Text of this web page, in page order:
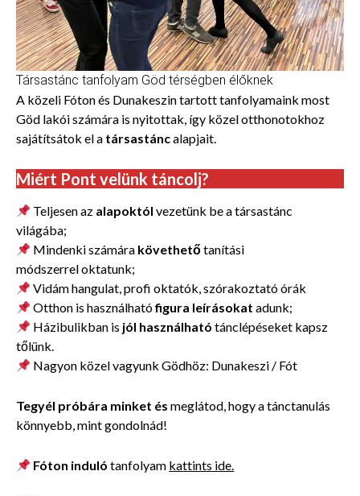
Társastánc tanfolyam Göd térségben élőknek
A közeli Fóton és Dunakeszin tartott tanfolyamaink most
Göd lakói számára is nyitottak, így közel otthonotokhoz
sajátítsátok el a társastáncalapjait.
Miért Pont velünk táncolj?
Teljesen az alapoktólvezetünk be a társastánc
világába;
Mindenki számára követhetőtanítási
módszerrel oktatunk;
Vidám hangulat, profi oktatók, szórakoztató órák
Otthon is használhatófigura leírásokat adunk;
Házibulikban is jól használható tánclépéseket kapsz
tőlünk.
Nagyon közel vagyunk Gödhöz: Dunakeszi / Fót
Tegyél próbára minket és meglátod, hogy a tánctanulás
könnyebb, mint gondolnád!
Fóton induló tanfolyam kattints ide.